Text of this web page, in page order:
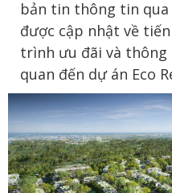
bản tin thông tin
được cập nhật về
trình ưu đãi và
quan đến dự án Eco